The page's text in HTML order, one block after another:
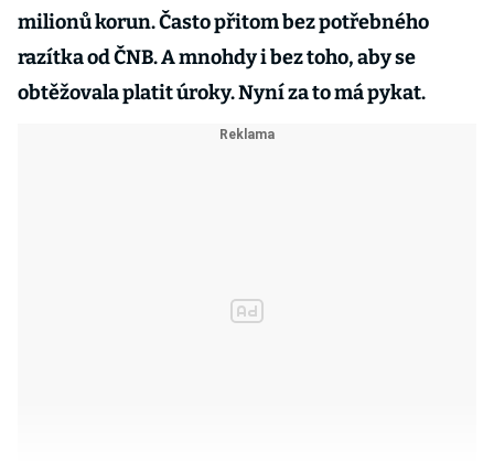
milionů korun. Často přitom bez potřebného
razítka od ČNB. A mnohdy i bez toho, aby se
obtěžovala platit úroky. Nyní za to má pykat.